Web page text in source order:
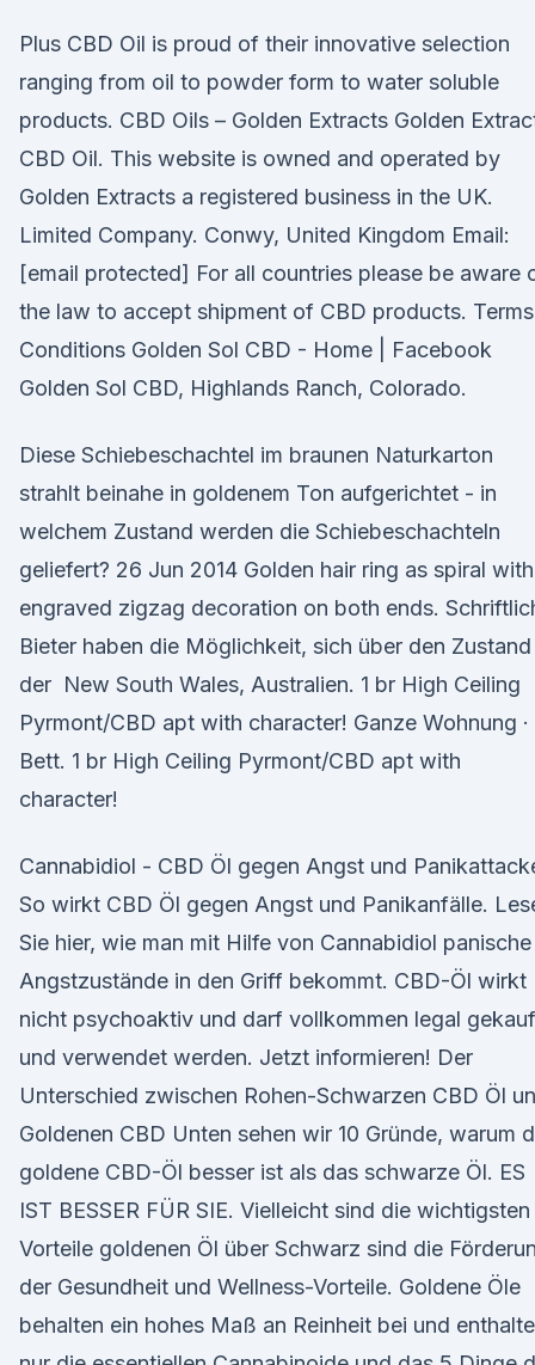
Plus CBD Oil is proud of their innovative selection
ranging from oil to powder form to water soluble
products. CBD Oils – Golden Extracts Golden
CBD Oil. This website is owned and operated by
Golden Extracts a registered business in the UK.
Limited Company. Conwy, United Kingdom Email:
[email protected] For all countries please be aware
the law to accept shipment of CBD products.
Conditions Golden Sol CBD - Home | Facebook
Golden Sol CBD, Highlands Ranch, Colorado.
Diese Schiebeschachtel im braunen Naturkarton
strahlt beinahe in goldenem Ton aufgerichtet - in
welchem Zustand werden die Schiebeschachteln
geliefert? 26 Jun 2014 Golden hair ring as spiral with
engraved zigzag decoration on both ends.
Bieter haben die Möglichkeit, sich über den Zustand
der New South Wales, Australien. 1 br High Ceiling
Pyrmont/CBD apt with character! Ganze Wohnung ·
Bett. 1 br High Ceiling Pyrmont/CBD apt with
character!
Cannabidiol - CBD Öl gegen Angst und
So wirkt CBD Öl gegen Angst und Panikanfälle.
Sie hier, wie man mit Hilfe von Cannabidiol panische
Angstzustände in den Griff bekommt. CBD-Öl wirkt
nicht psychoaktiv und darf vollkommen legal
und verwendet werden. Jetzt informieren! Der
Unterschied zwischen Rohen-Schwarzen CBD Öl
Goldenen CBD Unten sehen wir 10 Gründe, warum
goldene CBD-Öl besser ist als das schwarze Öl. ES
IST BESSER FÜR SIE. Vielleicht sind die wichtigsten
Vorteile goldenen Öl über Schwarz sind die
der Gesundheit und Wellness-Vorteile. Goldene Öle
behalten ein hohes Maß an Reinheit bei und